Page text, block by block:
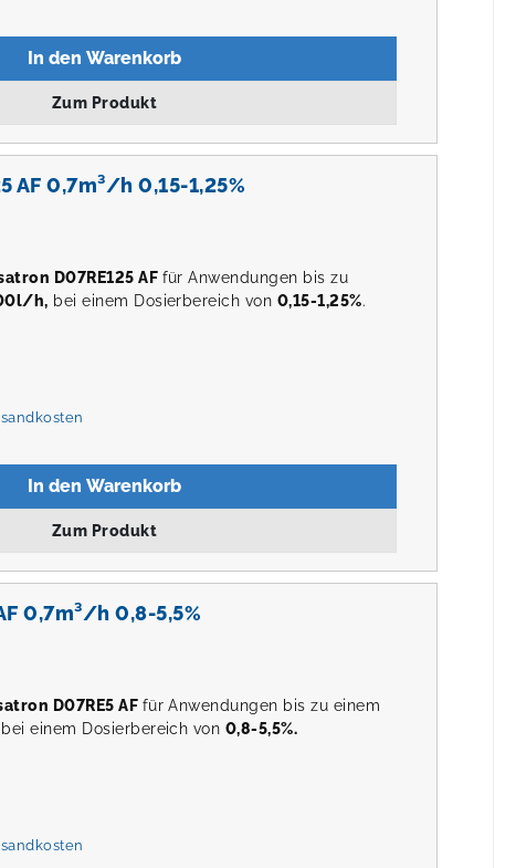
In den Warenkorb
Zum Produkt
AF 0,7m³/h 0,15-1,25%
D07RE125 AF für Anwendungen bis zu
h, bei einem Dosierbereich von 0,15-1,25%.
In den Warenkorb
Zum Produkt
0,7m³/h 0,8-5,5%
D07RE5 AF für Anwendungen bis zu einem
bei einem Dosierbereich von 0,8-5,5%.